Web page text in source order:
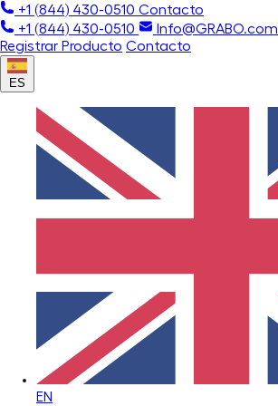
+1 (844) 430-0510 Contacto
+1 (844) 430-0510
Info@GRABO.com
Registrar Producto Contacto
ES
EN